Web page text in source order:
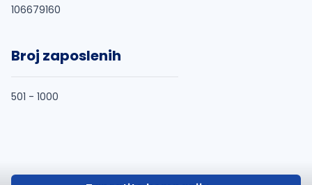
106679160
Broj zaposlenih
501 - 1000